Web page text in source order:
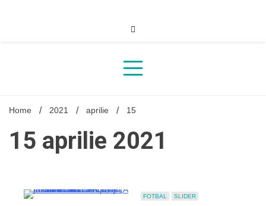
Home 2021 aprilie 15
15 aprilie 2021
FOTBAL SLIDER